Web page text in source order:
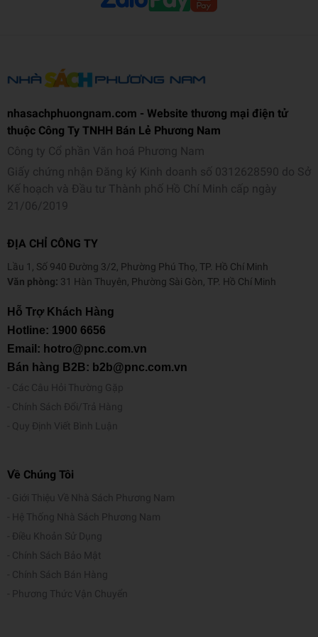
Trọng lượng (gr) 370
Kích thước (cm) 20.5 x 13 x 2
Số trang
Hình thức Bìa mềm
nhasachphuongnam.com - Website thương mại điện tử
thuộc Công Ty TNHH Bán Lẻ Phương Nam
Công ty Cổ phần Văn hoá Phương Nam
Giấy chứng nhận Đăng ký Kinh doanh số 0312628590 do Sở
Kế hoạch và Đầu tư Thành phố Hồ Chí Minh cấp ngày
21/06/2019
ĐỊA CHỈ CÔNG TY
Lầu 1, Số 940 Đường 3/2, Phường Phú Thọ, TP. Hồ Chí Minh
Văn phòng: 31 Hàn Thuyên, Phường Sài Gòn, TP. Hồ Chí Minh
Hỗ Trợ Khách Hàng
Hotline: 1900 6656
Email: hotro@pnc.com.vn
Bán hàng B2B: b2b@pnc.com.vn
Các Câu Hỏi Thường Gặp
Chính Sách Đổi/Trả Hàng
Quy Định Viết Bình Luận
Về Chúng Tôi
Giới Thiệu Về Nhà Sách Phương Nam
Hệ Thống Nhà Sách Phương Nam
Điều Khoản Sử Dụng
Chính Sách Bảo Mật
Chính Sách Bán Hàng
Phương Thức Vận Chuyển